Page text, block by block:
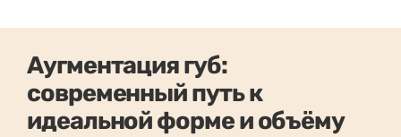
Аугментация губ:
современный путь к
идеальной форме и объёму